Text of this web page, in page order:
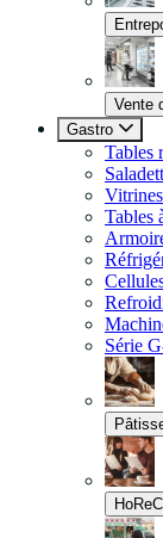
Vente
Gastro
Tables
Tables
Série